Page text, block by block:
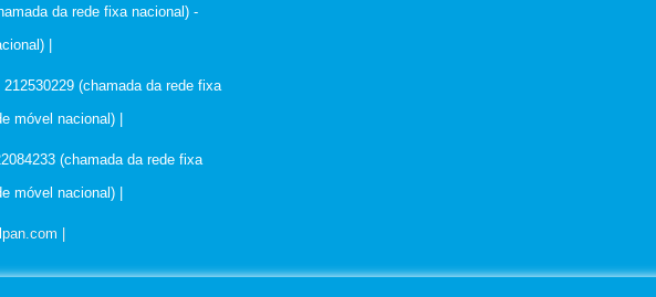
da rede fixa nacional) -
(chamada da rede fixa
móvel nacional)
(chamada da rede fixa
móvel nacional)
|